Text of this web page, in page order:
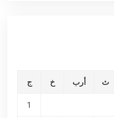
ث أرب خ ج
1